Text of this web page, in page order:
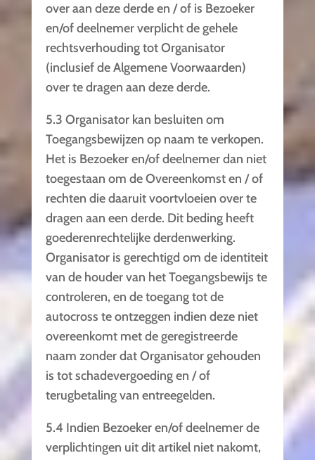
over aan deze derde en / of is Bezoeker
en/of deelnemer verplicht de gehele
rechtsverhouding tot Organisator
(inclusief de Algemene Voorwaarden)
over te dragen aan deze derde.
5.3 Organisator kan besluiten om
Toegangsbewijzen op naam te verkopen.
Het is Bezoeker en/of deelnemer dan niet
toegestaan om de Overeenkomst en / of
rechten die daaruit voortvloeien over te
dragen aan een derde. Dit beding heeft
goederenrechtelijke derdenwerking.
Organisator is gerechtigd om de identiteit
van de houder van het Toegangsbewijs te
controleren, en de toegang tot de
autocross te ontzeggen indien deze niet
overeenkomt met de geregistreerde
naam zonder dat Organisator gehouden
is tot schadevergoeding en / of
terugbetaling van entreegelden.
5.4 Indien Bezoeker en/of deelnemer de
verplichtingen uit dit artikel niet nakomt,